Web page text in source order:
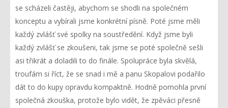
se scházeli častěji, abychom se shodli na společném
konceptu a vybírali jsme konkrétní písně. Poté jsme měli
každý zvlášť své spolky na soustředění. Když jsme byli
každý zvlášť se zkoušeni, tak jsme se poté společně sešli
asi třikrát a doladili to do finále. Spolupráce byla skvělá,
troufám si říct, že se snad i mě a panu Skopalovi podařilo
dát to do kupy opravdu kompaktně. Hodně pomohla první
společná zkouška, protože bylo vidět, že zpěváci přesně